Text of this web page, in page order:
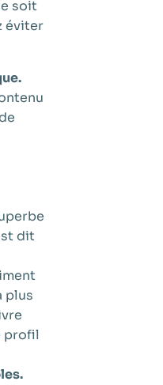
soit
éviter
dit
plus
profil